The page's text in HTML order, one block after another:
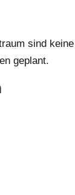
sind keine
geplant.